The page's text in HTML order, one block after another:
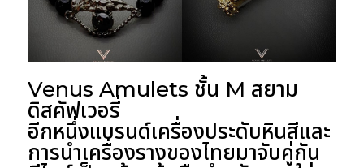
Venus Amulets ชั้น M สยาม
ดิสคัฟเวอรี่
อีกหนึ่งแบรนด์เครื่องประดับหินสีและ
การนำเครื่องรางของไทยมาจับคู่กัน